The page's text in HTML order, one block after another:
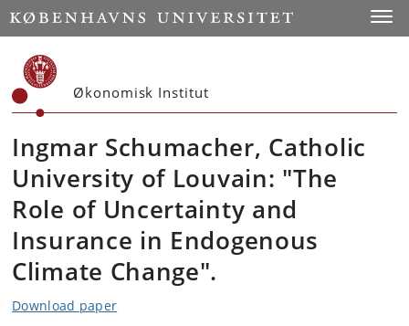
Start
Økonomisk Institut
Ingmar Schumacher, Catholic
University of Louvain: "The
Role of Uncertainty and
Insurance in Endogenous
Climate Change".
Download paper